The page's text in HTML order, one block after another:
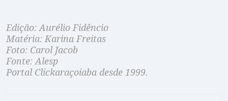
Edição: Aurélio Fidêncio
Matéria: Karina Freitas
Foto: Carol Jacob
Fonte: Alesp
Portal Clickaraçoiaba desde 1999.